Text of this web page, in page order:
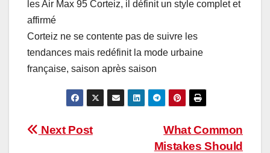
les Air Max 95 Corteiz, il définit un style complet et
affirmé
Corteiz ne se contente pas de suivre les
tendances mais redéfinit la mode urbaine
française, saison après saison
Post
What Common
Mistakes Should
Next Post